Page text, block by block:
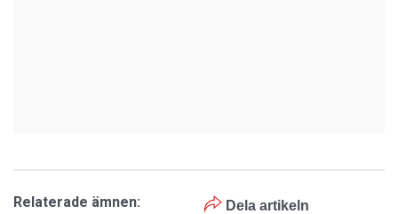
Dela artikeln
Relaterade ämnen: